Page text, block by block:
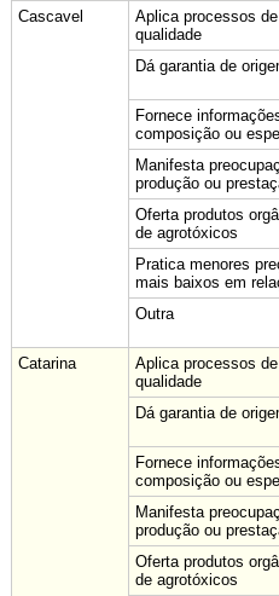
Cascavel
Aplica processos
qualidade
Dá garantia de
Fornece
composição ou
Manifesta
produção ou
Oferta produtos
de agrotóxicos
Pratica menores
mais baixos em
Outra
Catarina
Aplica processos
qualidade
Dá garantia de
Fornece
composição ou
Manifesta
produção ou
Oferta produtos
de agrotóxicos